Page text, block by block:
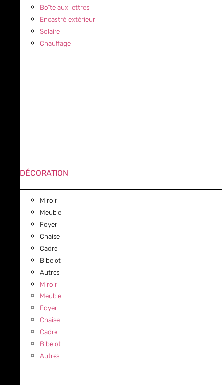
Boîte aux lettres
Encastré extérieur
Solaire
Chauffage
DÉCORATION
Miroir
Meuble
Foyer
Chaise
Cadre
Bibelot
Autres
Miroir
Meuble
Foyer
Chaise
Cadre
Bibelot
Autres